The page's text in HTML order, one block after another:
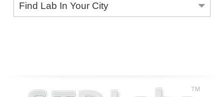
Find Lab In Your City